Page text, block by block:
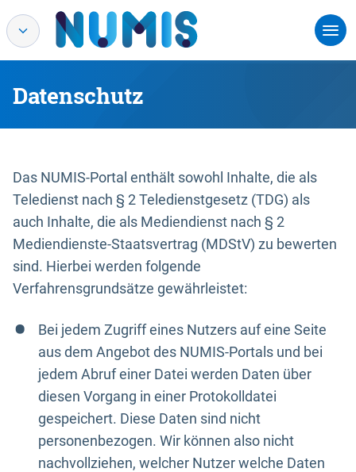
Datenschutz
Das NUMIS-Portal enthält sowohl Inhalte, die als
Teledienst nach § 2 Teledienstgesetz (TDG) als
auch Inhalte, die als Mediendienst nach § 2
Mediendienste-Staatsvertrag (MDStV) zu bewerten
sind. Hierbei werden folgende
Verfahrensgrundsätze gewährleistet:
Bei jedem Zugriff eines Nutzers auf eine Seite
aus dem Angebot des NUMIS-Portals und bei
jedem Abruf einer Datei werden Daten über
diesen Vorgang in einer Protokolldatei
gespeichert. Diese Daten sind nicht
personenbezogen. Wir können also nicht
nachvollziehen, welcher Nutzer welche Daten